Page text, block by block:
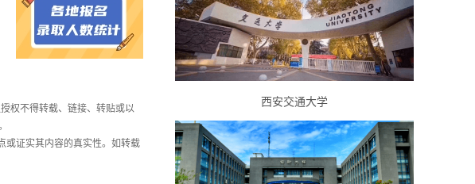
权不得转载、链接、转贴或以
或证实其内容的真实性。如转载
西安交通大学